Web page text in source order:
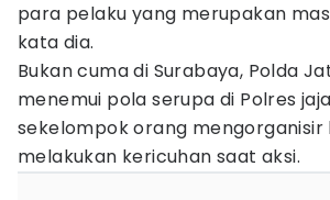
para pelaku yang merupakan
kata dia.
Bukan cuma di Surabaya, Polda
menemui pola serupa di Polres
sekelompok orang mengorganisir
melakukan kericuhan saat aksi.